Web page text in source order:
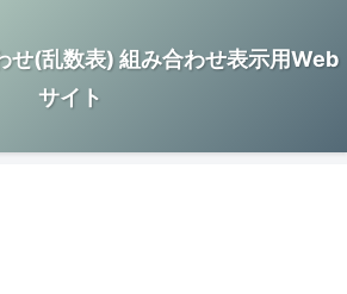
せ(乱数表) 組み合わせ表示用Web
サイト